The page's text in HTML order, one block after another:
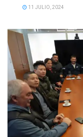
11 JULIO, 2024